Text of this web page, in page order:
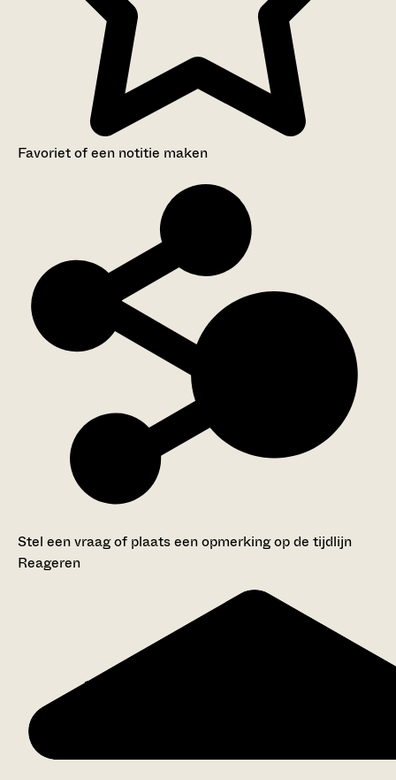
Favoriet of een notitie maken
Stel een vraag of plaats een opmerking op de tijdlijn
Reageren